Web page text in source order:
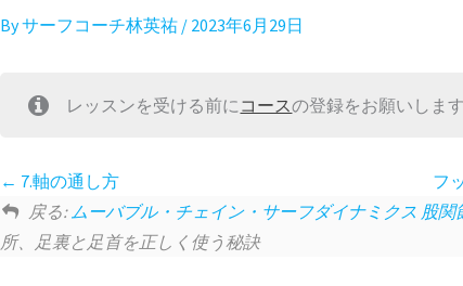
Byサーフコーチ林英祐 / 2023年6月29日
レッスンを受ける前にコースの登録をお願いします
7.軸の通し方
フ
戻る:ムーバブル・チェイン・サーフダイナミクス 股関
所、足裏と足首を正しく使う秘訣